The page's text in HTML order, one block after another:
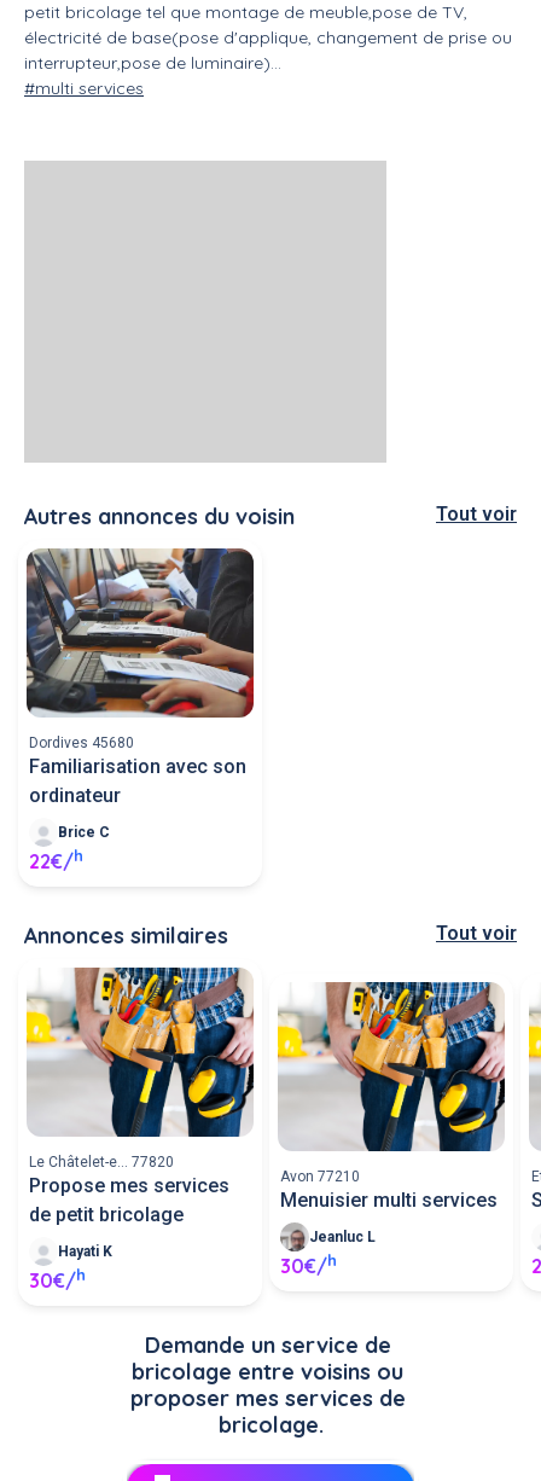
petit bricolage tel que montage de meuble,pose de TV,
électricité de base(pose d'applique, changement de prise ou
interrupteur,pose de luminaire)...
#multi services
Autres annonces du voisin Tout voir
Dordives 45680
Familiarisation avec son
ordinateur
Brice C
22€/h
Annonces similaires Tout voir
Le Châtelet-e... 77820
Propose mes services
de petit bricolage
Hayati K
30€/h
Avon 77210
Menuisier multi services
Jeanluc L
30€/h
Demande un service de
bricolage entre voisins ou
proposer mes services de
bricolage.